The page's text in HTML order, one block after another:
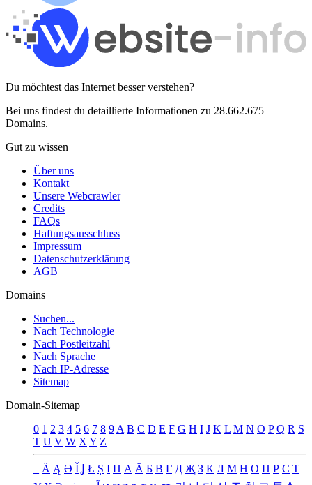
Du möchtest das Internet besser verstehen?
Bei uns findest du detaillierte Informationen zu 28.662.675
Domains.
Gut zu wissen
Über uns
Kontakt
Unsere Webcrawler
Credits
FAQs
Haftungsausschluss
Impressum
Datenschutzerklärung
AGB
Domains
Suchen...
Nach Technologie
Nach Postleitzahl
Nach Sprache
Nach IP-Adresse
Sitemap
Domain-Sitemap
0 1 2 3 4 5 6 7 8 9 A B C D E F G H I J K L M N O P Q R S
T U V W X Y Z
Ä Ą Ə Ǐ Ʝ Ł Ș Ι Π А Ӑ Б В Г Д Җ З К Л М Н О П Р С Т